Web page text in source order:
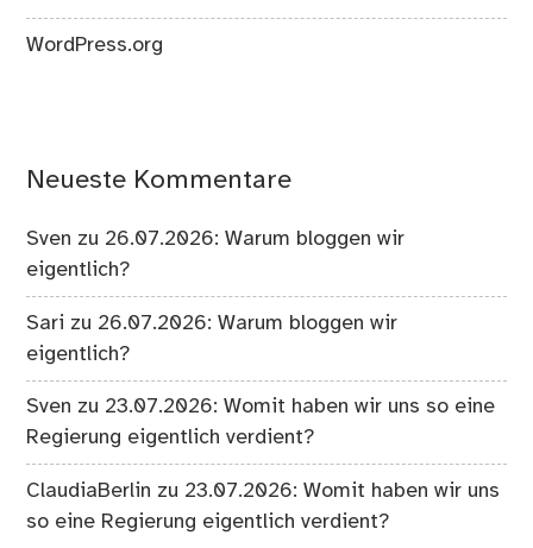
WordPress.org
Neueste Kommentare
Sven zu 26.07.2026: Warum bloggen wir
eigentlich?
Sari zu 26.07.2026: Warum bloggen wir
eigentlich?
Sven zu 23.07.2026: Womit haben wir uns so eine
Regierung eigentlich verdient?
ClaudiaBerlin zu 23.07.2026: Womit haben wir uns
so eine Regierung eigentlich verdient?